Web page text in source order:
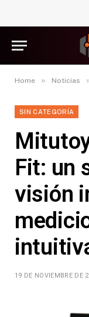
Home » Noticias
SIN CATEGORÍA
Fit: un
visión
19 DE NOVIEMBRE DE